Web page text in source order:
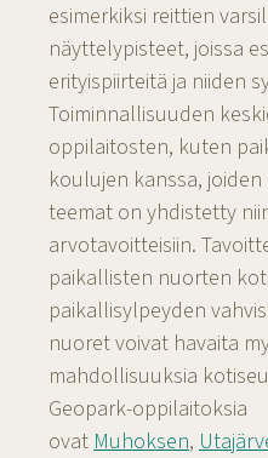
esimerkiksi reittien
näyttelypisteet, joissa
erityispiirteitä ja niiden
Toiminnallisuuden
oppilaitosten, kuten
koulujen kanssa,
teemat on yhdistetty
arvotavoitteisiin.
paikallisten nuorten
paikallisylpeyden
nuoret voivat havaita
mahdollisuuksia
Geopark-oppilaitoksia
ovatMuhoksen,